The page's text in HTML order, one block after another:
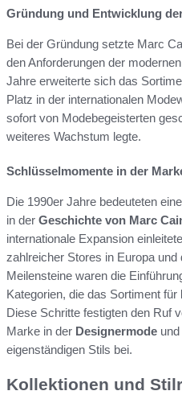
Gründung und Entwicklung
Bei der Gründung setzte Marc
den Anforderungen der
Jahre erweiterte sich das
Platz in der internationalen
sofort von Modebegeisterten
weiteres Wachstum legte.
Schlüsselmomente in der
Die 1990er Jahre bedeuteten
in der Geschichte von Marc
internationale Expansion
zahlreicher Stores in Europa und
Meilensteine waren die
Kategorien, die das Sortiment für
Diese Schritte festigten den Ruf
Marke in der Designermode
eigenständigen Stils bei.
Kollektionen und